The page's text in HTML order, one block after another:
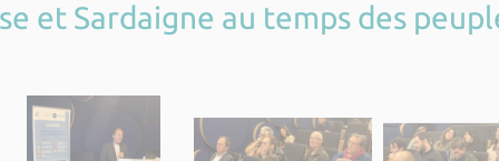
et Sardaigne au temps des